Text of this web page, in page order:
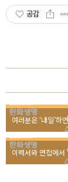
공감